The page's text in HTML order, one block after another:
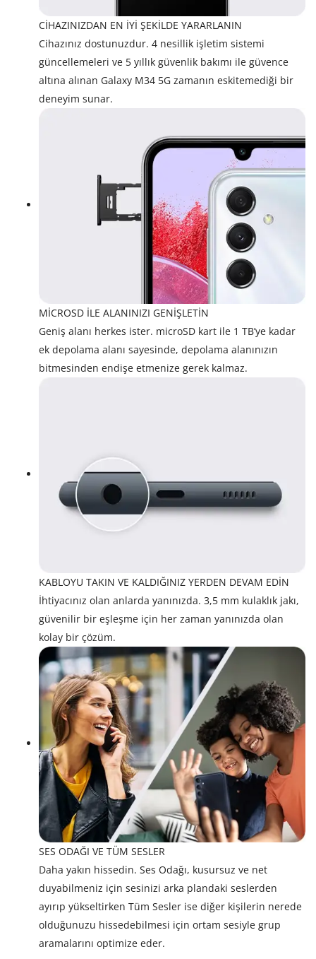
CİHAZINIZDAN EN İYİ ŞEKİLDE YARARLANIN
Cihazınız dostunuzdur. 4 nesillik işletim sistemi
güncellemeleri ve 5 yıllık güvenlik bakımı ile güvence
altına alınan Galaxy M34 5G zamanın eskitemediği bir
deneyim sunar.
MİCROSD İLE ALANINIZI GENİŞLETİN
Geniş alanı herkes ister. microSD kart ile 1 TB’ye kadar
ek depolama alanı sayesinde, depolama alanınızın
bitmesinden endişe etmenize gerek kalmaz.
KABLOYU TAKIN VE KALDIĞINIZ YERDEN DEVAM EDİN
İhtiyacınız olan anlarda yanınızda. 3,5 mm kulaklık jakı,
güvenilir bir eşleşme için her zaman yanınızda olan
kolay bir çözüm.
SES ODAĞI VE TÜM SESLER
Daha yakın hissedin. Ses Odağı, kusursuz ve net
duyabilmeniz için sesinizi arka plandaki seslerden
ayırıp yükseltirken Tüm Sesler ise diğer kişilerin nerede
olduğunuzu hissedebilmesi için ortam sesiyle grup
aramalarını optimize eder.